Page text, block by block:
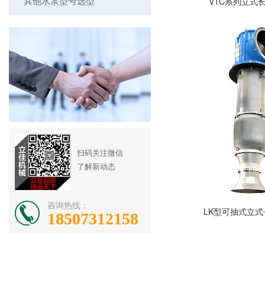
扫码关注微信
了解新动态
咨询热线：
18507312158 LK型可抽式立